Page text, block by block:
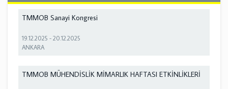
TMMOB Sanayi Kongresi
19.12.2025 -20.12.2025
ANKARA
TMMOB MÜHENDİSLİK MİMARLIK HAFTASI ETKİNLİKLERİ